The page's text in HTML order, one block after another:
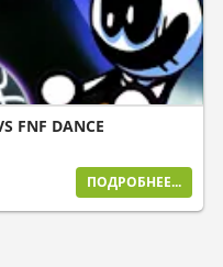
FNF DANCE
ПОДРОБНЕЕ...